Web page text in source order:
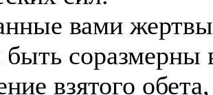
вами
взятого